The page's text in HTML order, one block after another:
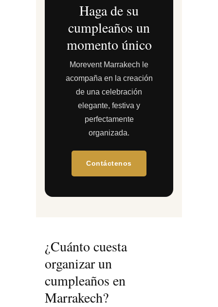
Haga de su
cumpleaños un
momento único
Morevent Marrakech le
acompaña en la creación
de una celebración
elegante, festiva y
perfectamente
organizada.
Contáctenos
¿Cuánto cuesta
organizar un
cumpleaños en
Marrakech?